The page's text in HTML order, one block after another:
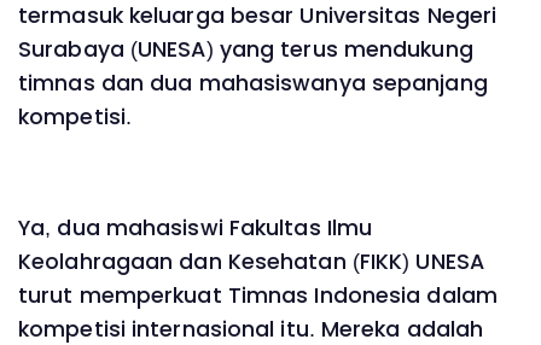
termasuk keluarga besar Universitas Negeri
Surabaya (UNESA) yang terus mendukung
timnas dan dua mahasiswanya sepanjang
kompetisi.
Ya, dua mahasiswi Fakultas Ilmu
Keolahragaan dan Kesehatan (FIKK) UNESA
turut memperkuat Timnas Indonesia dalam
kompetisi internasional itu. Mereka adalah